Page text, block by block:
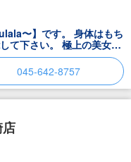
す。 身体はもち
て下さい。 極上の美女セ
に潤いを与えることがで
。 疲れやストレスの解消
045-642-8757